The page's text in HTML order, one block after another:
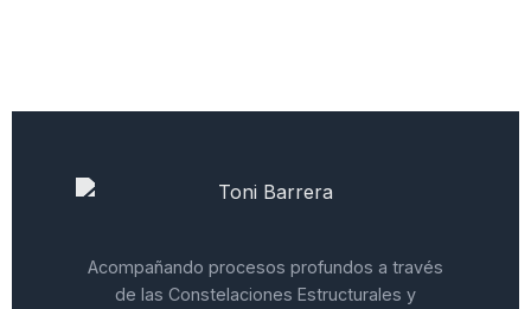
Acompañando procesos profundos a través
de las Constelaciones Estructurales y